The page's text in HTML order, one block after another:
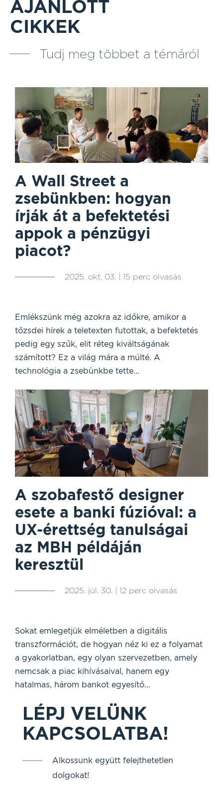
AJÁNLOTT
CIKKEK
Tudj meg többet a témáról
A Wall Street a
zsebünkben: hogyan
írják át a befektetési
appok a pénzügyi
piacot?
2025. okt. 03. | 15 perc olvasás
Emlékszünk még azokra az időkre, amikor a
tőzsdei hírek a teletexten futottak, a befektetés
pedig egy szűk, elit réteg kiváltságának
számított? Ez a világ mára a múlté. A
technológia a zsebünkbe tette...
A szobafestő designer
esete a banki fúzióval: a
UX-érettség tanulságai
az MBH példáján
keresztül
2025. júl. 30. | 12 perc olvasás
Sokat emlegetjük elméletben a digitális
transzformációt, de hogyan néz ki ez a folyamat
a gyakorlatban, egy olyan szervezetben, amely
nemcsak a piac kihívásaival, hanem egy
hatalmas, három bankot egyesítő...
LÉPJ VELÜNK
KAPCSOLATBA!
Alkossunk együtt felejthetetlen
dolgokat!